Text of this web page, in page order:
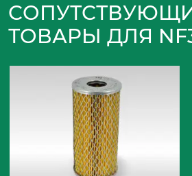
ТОВАРЫ ДЛЯ